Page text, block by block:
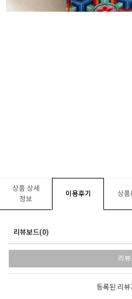
상품 상세
정보
이용후기 상품
리뷰보드(0)
리뷰
등록된 리